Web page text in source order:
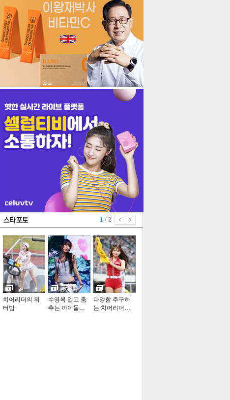
더보기
인기포토
1 / 2
치어리더의 워
터밤
수영복 입고 춤
추는 아이돌…
다양함 추구하
는 치어리더…